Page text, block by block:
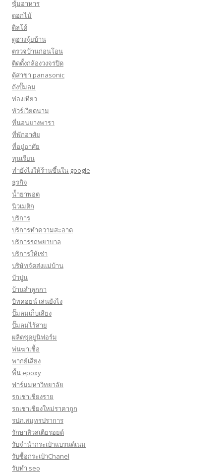
ซุ้มอาหาร
ดอกไม้
ดิลโด้
ดูฮวงจุ้ยบ้าน
ตรวจบ้านก่อนโอน
ติดตั้งกล้องวงจรปิด
ตู้สาขา panasonic
ถังปั๊มลม
ท่องเที่ยว
ทัวร์เวียดนาม
ที่นอนยางพารา
ที่พักอาศัย
ที่อยู่อาศัย
ทุนเรียน
ทํายังไงให้ร้านขึ้นใน google
ธุรกิจ
น้ำยาพอต
นิวเมติก
บริการ
บริการทำความสะอาด
บริการรถพยาบาล
บริการให้เช่า
บริษัทจัดส่งแม่บ้าน
บัวปูน
บ้านลำลูกกา
บิทคอยน์ เล่นยังไง
ปั๊มลมเก็บเสียง
ปั๊มลมไร้สาย
ผลิตชุดยูนิฟอร์ม
พ่นฆ่าเชื้อ
พากย์เสียง
พื้น epoxy
ฟาร์มมหาวิทยาลัย
รถเช่าเชียงราย
รถเช่าเชียงใหม่ราคาถูก
รปภ.สมุทรปราการ
รักษาสิวสเตียรอยด์
รับจำนำกระเป๋าแบรนด์เนม
รับซื้อกระเป๋าChanel
รับทำ seo